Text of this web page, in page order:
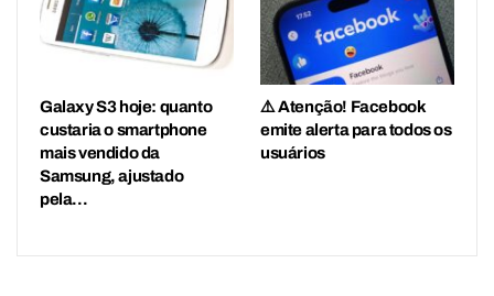
Galaxy S3 hoje: quanto
custaria o smartphone
mais vendido da
Samsung, ajustado
pela…
⚠️ Atenção! Facebook
emite alerta para todos os
usuários